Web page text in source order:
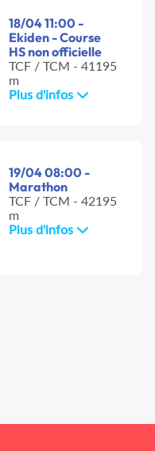
18/04 11:00 -
Ekiden - Course
HS non officielle
TCF / TCM - 41195
m
Plus d'infos
19/04 08:00 -
Marathon
TCF / TCM - 42195
m
Plus d'infos